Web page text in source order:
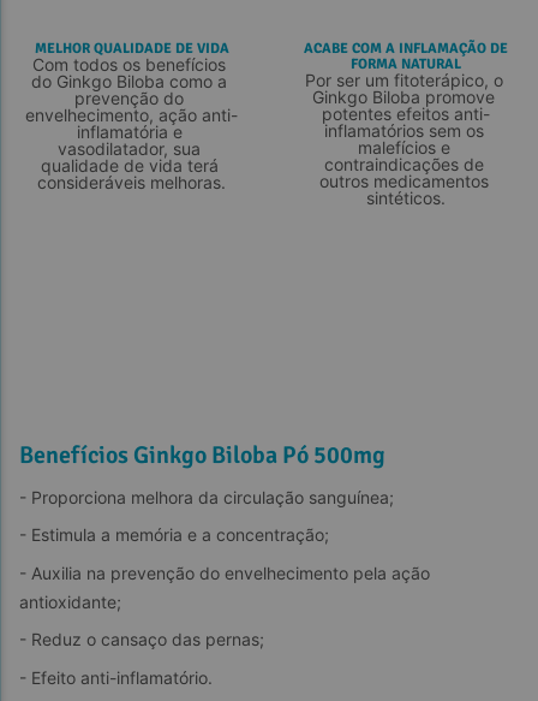
MELHOR QUALIDADE DE VIDA
Com todos os benefícios
do Ginkgo Biloba como a
prevenção do
envelhecimento, ação anti-
inflamatória e
vasodilatador, sua
qualidade de vida terá
consideráveis melhoras.
ACABE COM A INFLAMAÇÃO DE
FORMA NATURAL
Por ser um fitoterápico, o
Ginkgo Biloba promove
potentes efeitos anti-
inflamatórios sem os
malefícios e
contraindicações de
outros medicamentos
sintéticos.
Benefícios Ginkgo Biloba Pó 500mg
- Proporciona melhora da circulação sanguínea;
- Estimula a memória e a concentração;
- Auxilia na prevenção do envelhecimento pela ação
antioxidante;
- Reduz o cansaço das pernas;
- Efeito anti-inflamatório.